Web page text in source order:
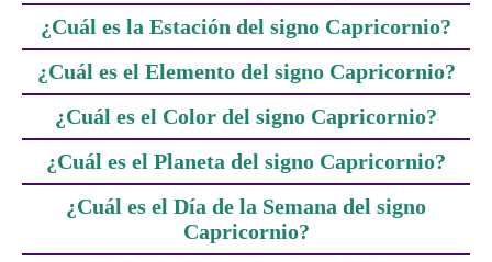
¿Cuál es la Estación del signo Capricornio?
¿Cuál es el Elemento del signo Capricornio?
¿Cuál es el Color del signo Capricornio?
¿Cuál es el Planeta del signo Capricornio?
¿Cuál es el Día de la Semana del signo
Capricornio?